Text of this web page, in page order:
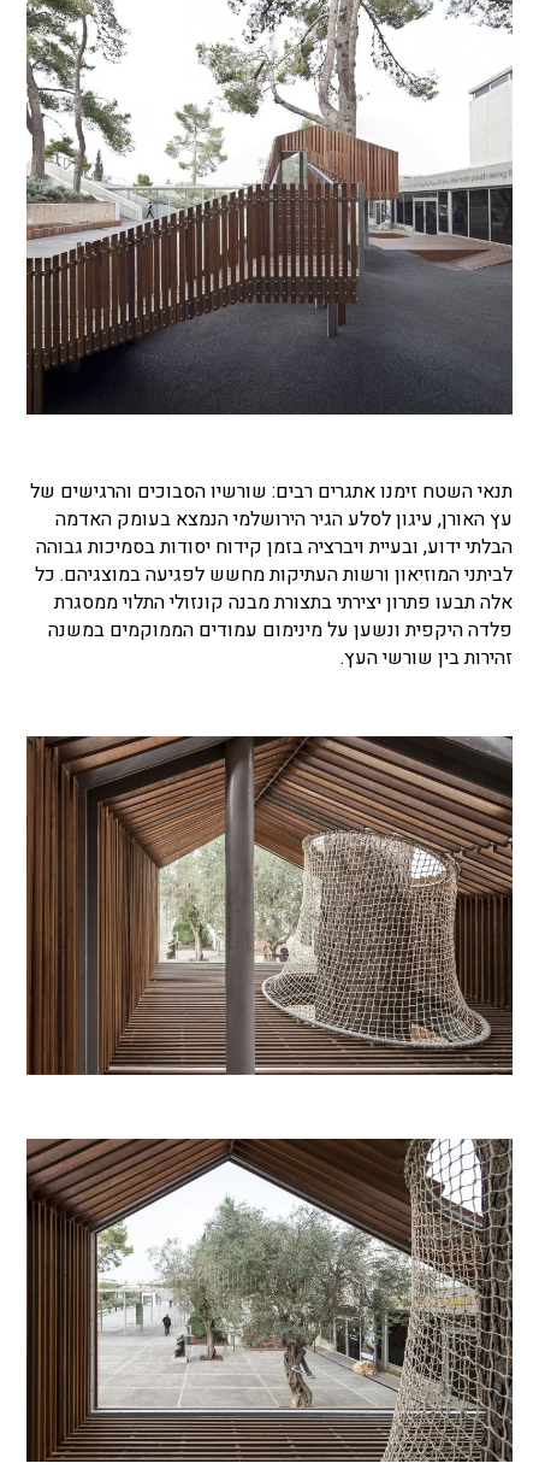
תנאי השטח זימנו אתגרים רבים: שורשיו הסבוכים והרגישים של
עץ האורן, עיגון לסלע הגיר הירושלמי הנמצא בעומק האדמה
הבלתי ידוע, ובעיית ויברציה בזמן קידוח יסודות בסמיכות גבוהה
לביתני המוזיאון ורשות העתיקות מחשש לפגיעה במוצגיהם. כל
אלה תבעו פתרון יצירתי בתצורת מבנה קונזולי התלוי ממסגרת
פלדה היקפית ונשען על מינימום עמודים הממוקמים במשנה
זהירות בין שורשי העץ.